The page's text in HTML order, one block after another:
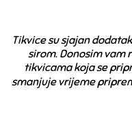
Tikvice su sjajan
sirom. Donosim vam
tikvicama koja se
smanjuje vrijeme